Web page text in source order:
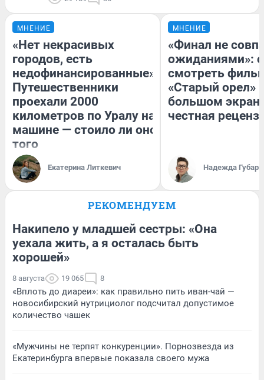
МНЕНИЕ
«Нет некрасивых
городов, есть
недофинансированные».
Путешественники
проехали 2000
километров по Уралу на
машине — стоило ли оно
того
Екатерина Литкевич
МНЕНИЕ
«Финал не
ожиданиями»:
смотреть
«Старый орел»
большом
честная
Надежда Губарь
РЕКОМЕНДУЕМ
Накипело у младшей сестры: «Она
уехала жить, а я осталась быть
хорошей»
8 августа 19 065 8
«Вплоть до диареи»: как правильно пить иван-чай —
новосибирский нутрициолог подсчитал допустимое
количество чашек
«Мужчины не терпят конкуренции». Порнозвезда из
Екатеринбурга впервые показала своего мужа